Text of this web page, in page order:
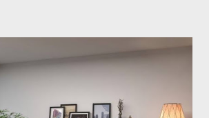
Khi kết hợp với bộ bàn ăn gỗ và ghế
thảm tròn phòng khách tông màu trung
gian, tạo cảm giác ấm cúng và quây
đình. Thảm tròn bàn ăn màu xám lông